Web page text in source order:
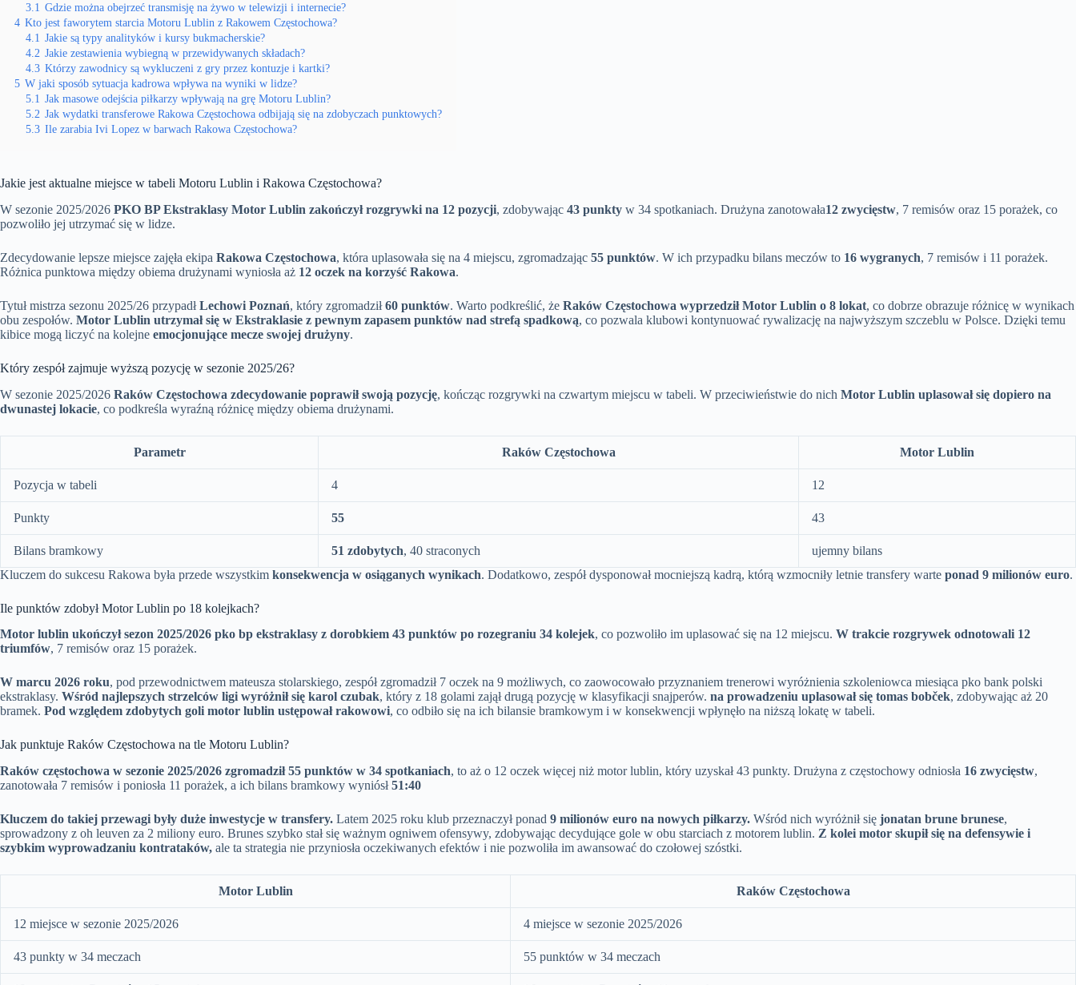
3.1 Gdzie można obejrzeć transmisję na żywo w telewizji i internecie?
4 Kto jest faworytem starcia Motoru Lublin z Rakowem Częstochowa?
4.1 Jakie są typy analityków i kursy bukmacherskie?
4.2 Jakie zestawienia wybiegną w przewidywanych składach?
4.3 Którzy zawodnicy są wykluczeni z gry przez kontuzje i kartki?
5 W jaki sposób sytuacja kadrowa wpływa na wyniki w lidze?
5.1 Jak masowe odejścia piłkarzy wpływają na grę Motoru Lublin?
5.2 Jak wydatki transferowe Rakowa Częstochowa odbijają się na zdobyczach punktowych?
5.3 Ile zarabia Ivi Lopez w barwach Rakowa Częstochowa?
Jakie jest aktualne miejsce w tabeli Motoru Lublin i Rakowa Częstochowa?
W sezonie 2025/2026 PKO BP Ekstraklasy Motor Lublin zakończył rozgrywki na 12 pozycji, zdobywając 43 punkty w 34 spotkaniach. Drużyna zanotowała12 zwycięstw, 7 remisów oraz 15 porażek, co
pozwoliło jej utrzymać się w lidze.
Zdecydowanie lepsze miejsce zajęła ekipa Rakowa Częstochowa, która uplasowała się na 4 miejscu, zgromadzając 55 punktów. W ich przypadku bilans meczów to 16 wygranych, 7 remisów i 11 porażek.
Różnica punktowa między obiema drużynami wyniosła aż 12 oczek na korzyść Rakowa.
Tytuł mistrza sezonu 2025/26 przypadłLechowi Poznań, który zgromadził60 punktów. Warto podkreślić, że Raków Częstochowa wyprzedził Motor Lublin o 8 lokat, co dobrze obrazuje różnicę w wynikach
obu zespołów. Motor Lublin utrzymał się w Ekstraklasie z pewnym zapasem punktów nad strefą spadkową, co pozwala klubowi kontynuować rywalizację na najwyższym szczeblu w Polsce. Dzięki temu
kibice mogą liczyć na kolejne emocjonujące mecze swojej drużyny.
Który zespół zajmuje wyższą pozycję w sezonie 2025/26?
W sezonie 2025/2026 Raków Częstochowa zdecydowanie poprawił swoją pozycję, kończąc rozgrywki na czwartym miejscu w tabeli. W przeciwieństwie do nich Motor Lublin uplasował się dopiero na
dwunastej lokacie, co podkreśla wyraźną różnicę między obiema drużynami.
Parametr Raków Częstochowa Motor Lublin
Pozycja w tabeli 4 12
Punkty 55 43
Bilans bramkowy 51 zdobytych, 40 straconych
ujemny bilans
Kluczem do sukcesu Rakowa była przede wszystkim konsekwencja w osiąganych wynikach. Dodatkowo, zespół dysponował mocniejszą kadrą, którą wzmocniły letnie transfery warte ponad 9 milionów euro.
Ile punktów zdobył Motor Lublin po 18 kolejkach?
Motor lublin ukończył sezon 2025/2026 pko bp ekstraklasy z dorobkiem 43 punktów po rozegraniu 34 kolejek, co pozwoliło im uplasować się na 12 miejscu. W trakcie rozgrywek odnotowali 12
triumfów, 7 remisów oraz 15 porażek.
W marcu 2026 roku, pod przewodnictwem mateusza stolarskiego, zespół zgromadził 7 oczek na 9 możliwych, co zaowocowało przyznaniem trenerowi wyróżnienia szkoleniowca miesiąca pko bank polski
ekstraklasy. Wśród najlepszych strzelców ligi wyróżnił się karol czubak, który z 18 golami zajął drugą pozycję w klasyfikacji snajperów. na prowadzeniu uplasował się tomas bobček, zdobywając aż 20
bramek. Pod względem zdobytych goli motor lublin ustępował rakowowi, co odbiło się na ich bilansie bramkowym i w konsekwencji wpłynęło na niższą lokatę w tabeli.
Jak punktuje Raków Częstochowa na tle Motoru Lublin?
Raków częstochowa w sezonie 2025/2026 zgromadził 55 punktów w 34 spotkaniach, to aż o 12 oczek więcej niż motor lublin, który uzyskał 43 punkty. Drużyna z częstochowy odniosła 16 zwycięstw,
zanotowała 7 remisów i poniosła 11 porażek, a ich bilans bramkowy wyniósł51:40
Kluczem do takiej przewagi były duże inwestycje w transfery. Latem 2025 roku klub przeznaczył ponad 9 milionów euro na nowych piłkarzy. Wśród nich wyróżnił się jonatan brune brunese,
sprowadzony z oh leuven za 2 miliony euro. Brunes szybko stał się ważnym ogniwem ofensywy, zdobywając decydujące gole w obu starciach z motorem lublin. Z kolei motor skupił się na defensywie i
szybkim wyprowadzaniu kontrataków, ale ta strategia nie przyniosła oczekiwanych efektów i nie pozwoliła im awansować do czołowej szóstki.
Motor Lublin Raków Częstochowa
12 miejsce w sezonie 2025/2026 4 miejsce w sezonie 2025/2026
43 punkty w 34 meczach 55 punktów w 34 meczach